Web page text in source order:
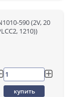
590 (2V, 20
1210))
купить